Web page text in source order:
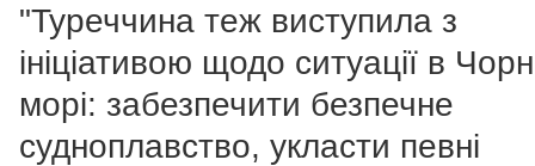
"Туреччина теж виступила з
ініціативою щодо ситуації в
морі: забезпечити безпечне
судноплавство, укласти певні